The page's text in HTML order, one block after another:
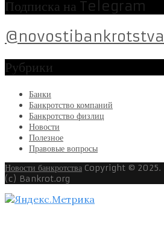
Подписка на Telegram
@novostibankrotstva
Рубрики
Банки
Банкротство компаний
Банкротство физлиц
Новости
Полезное
Правовые вопросы
Новости банкротства Copyright © 2025.
(c) Bankrot.org